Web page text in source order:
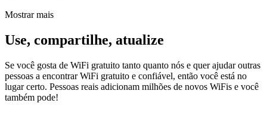
Mostrar mais
Use, compartilhe, atualize
Se você gosta de WiFi gratuito tanto quanto nós e quer ajudar outras
pessoas a encontrar WiFi gratuito e confiável, então você está no
lugar certo. Pessoas reais adicionam milhões de novos WiFis e você
também pode!